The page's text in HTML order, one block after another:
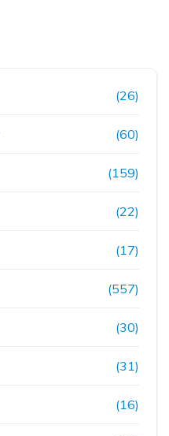
(26)
(60)
(159)
(22)
(17)
(557)
(30)
(31)
(16)